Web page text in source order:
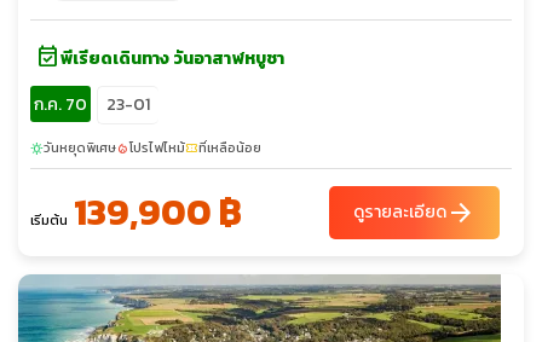
event_availableพีเรียดเดินทาง วันอาสาฬหบูชา
ก.ค. 70
23-01
sunnyวันหยุดพิเศษlocal_fire_departmentโปรไฟไหม้confirmation_numberที่เหลือน้อย
เริ่มต้น 139,900 ฿ ดูรายละเอียดarrow_forward